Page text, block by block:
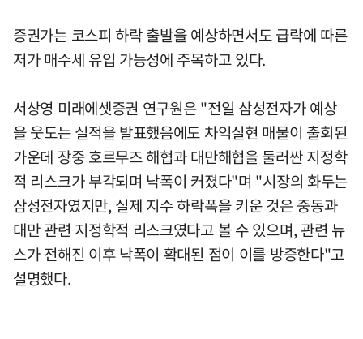
증권가는 코스피 하락 출발을 예상하면서도 급락에 따른
저가 매수세 유입 가능성에 주목하고 있다.
서상영 미래에셋증권 연구원은 "전일 삼성전자가 예상
을 웃도는 실적을 발표했음에도 차익실현 매물이 출회된
가운데 장중 호르무즈 해협과 대만해협을 둘러싼 지정학
적 리스크가 부각되며 낙폭이 커졌다"며 "시장의 화두는
삼성전자였지만, 실제 지수 하락폭을 키운 것은 중동과
대만 관련 지정학적 리스크였다고 볼 수 있으며, 관련 뉴
스가 전해진 이후 낙폭이 확대된 점이 이를 방증한다"고
설명했다.